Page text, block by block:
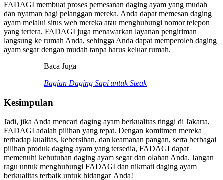
FADAGI membuat proses pemesanan daging ayam yang mudah
dan nyaman bagi pelanggan mereka. Anda dapat memesan daging
ayam melalui situs web mereka atau menghubungi nomor telepon
yang tertera. FADAGI juga menawarkan layanan pengiriman
langsung ke rumah Anda, sehingga Anda dapat memperoleh daging
ayam segar dengan mudah tanpa harus keluar rumah.
Baca Juga
Bagian Daging Sapi untuk Steak
Kesimpulan
Jadi, jika Anda mencari daging ayam berkualitas tinggi di Jakarta,
FADAGI adalah pilihan yang tepat. Dengan komitmen mereka
terhadap kualitas, kebersihan, dan keamanan pangan, serta berbagai
pilihan produk daging ayam yang tersedia, FADAGI dapat
memenuhi kebutuhan daging ayam segar dan olahan Anda. Jangan
ragu untuk menghubungi FADAGI dan nikmati daging ayam
berkualitas terbaik untuk hidangan Anda!